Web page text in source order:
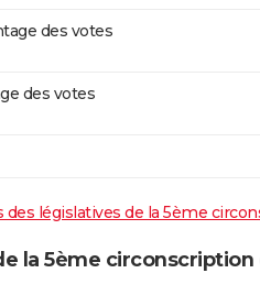
des votes
des votes
des législatives de la 5ème
la 5ème